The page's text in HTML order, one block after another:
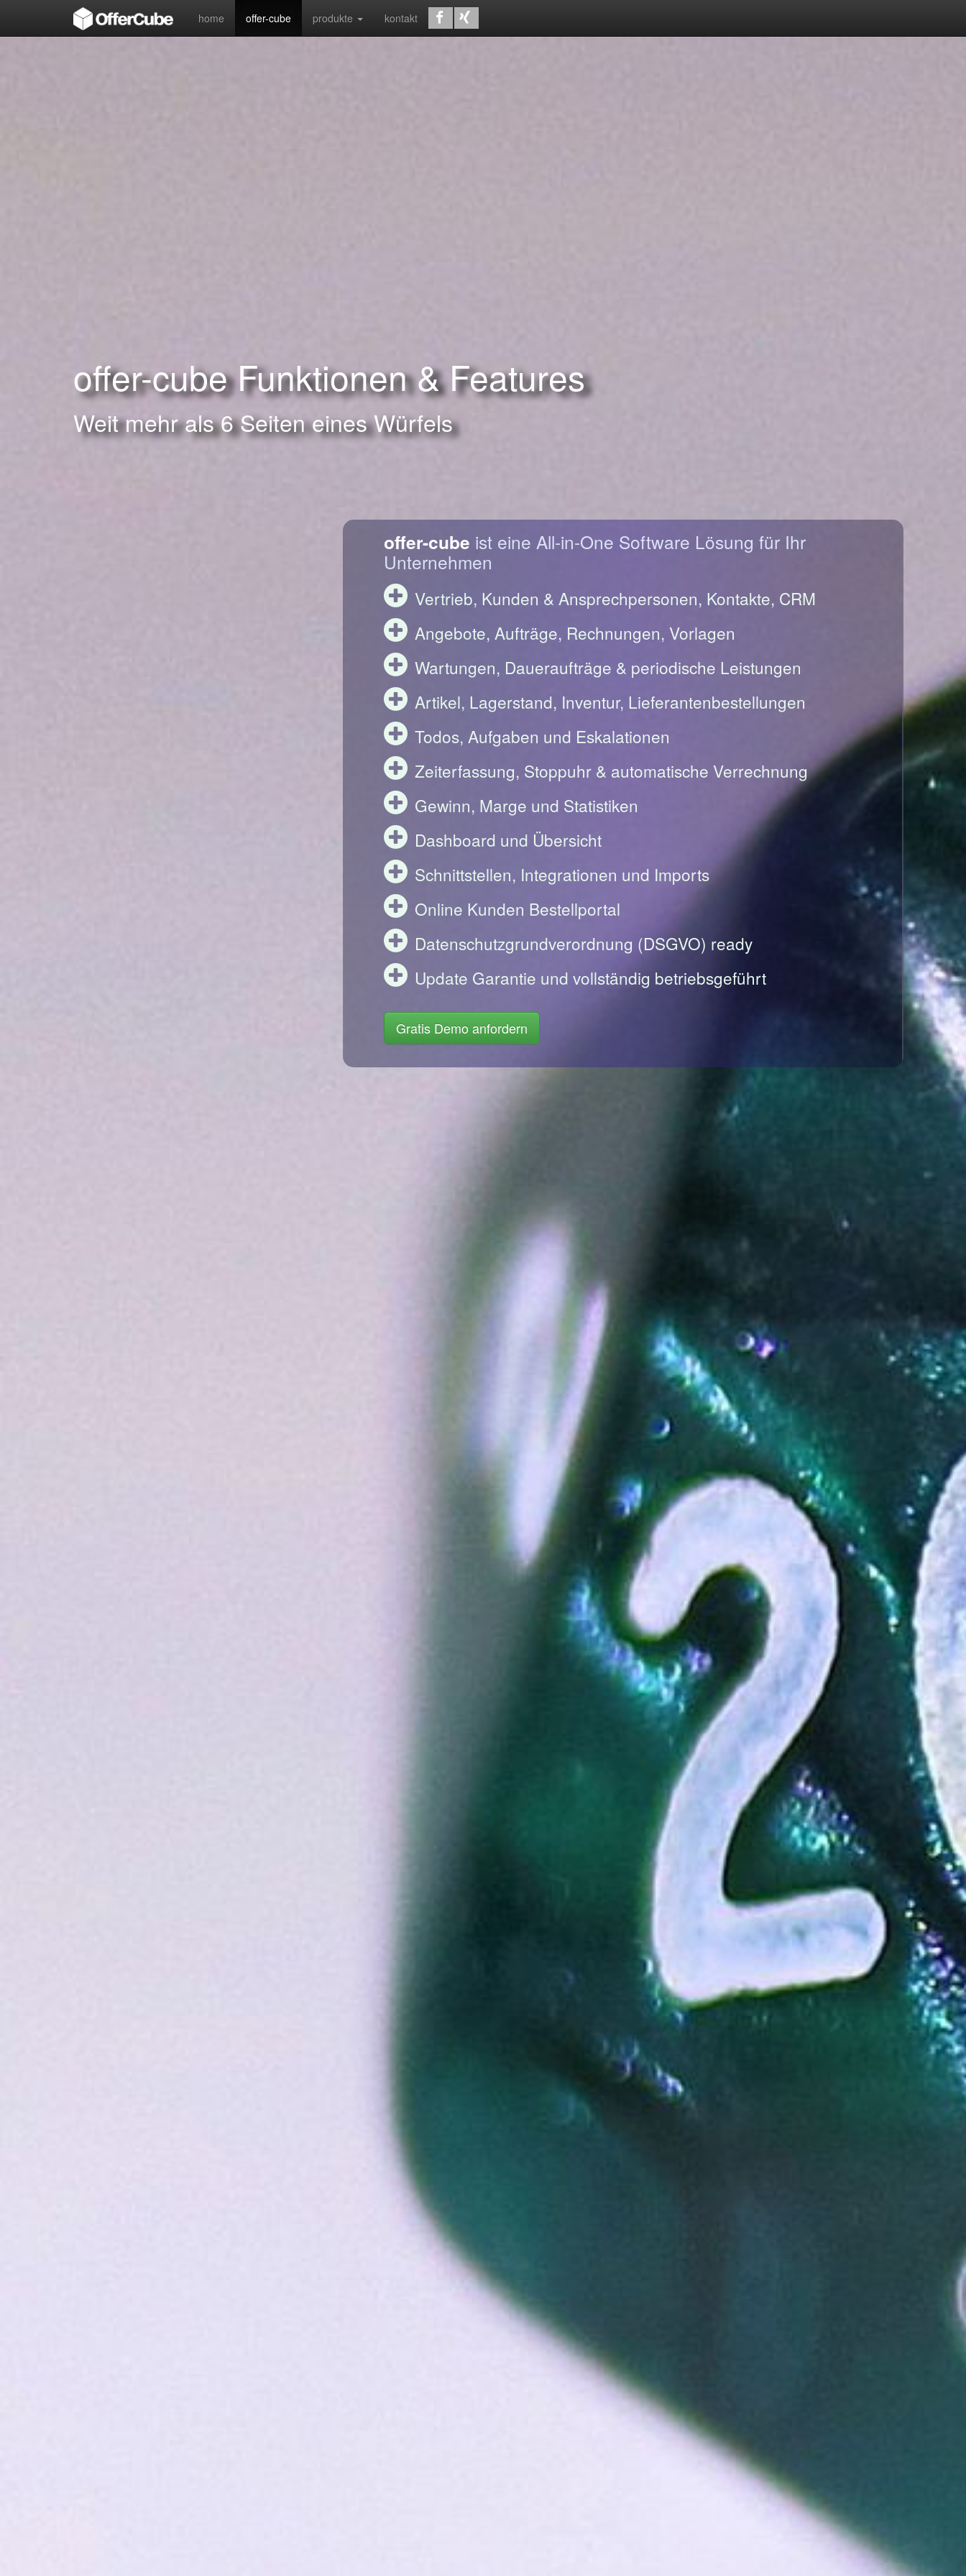
home offer-cube produkte kontakt
offer-cube Funktionen & Features
Weit mehr als 6 Seiten eines Würfels
offer-cube ist eine All-in-One Software Lösung für Ihr
Unternehmen
Vertrieb, Kunden & Ansprechpersonen, Kontakte, CRM
Angebote, Aufträge, Rechnungen, Vorlagen
Wartungen, Daueraufträge & periodische Leistungen
Artikel, Lagerstand, Inventur, Lieferantenbestellungen
Todos, Aufgaben und Eskalationen
Zeiterfassung, Stoppuhr & automatische Verrechnung
Gewinn, Marge und Statistiken
Dashboard und Übersicht
Schnittstellen, Integrationen und Imports
Online Kunden Bestellportal
Datenschutzgrundverordnung (DSGVO) ready
Update Garantie und vollständig betriebsgeführt
Gratis Demo anfordern